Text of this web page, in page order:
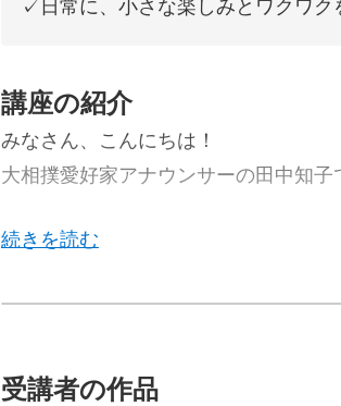
✓日常に、小さな楽しみとワクワク
講座の紹介
みなさん、こんにちは！
大相撲愛好家アナウンサーの田中知子
元NHKで大相撲取材を担当してきた
受講者の作品